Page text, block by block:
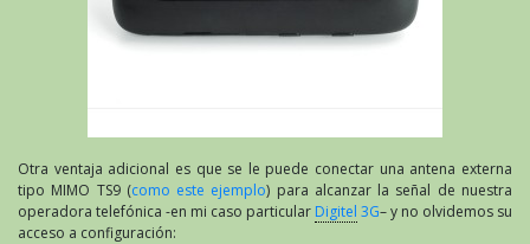
Otra ventaja adicional es que se le puede conectar una antena externa
tipo MIMO TS9 (como este ejemplo) para alcanzar la señal de nuestra
operadora telefónica -en mi caso particular Digitel 3G– y no olvidemos su
acceso a configuración: